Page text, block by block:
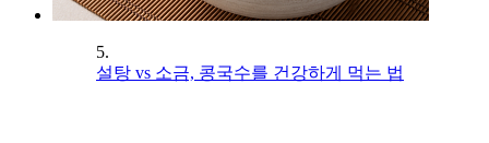
5.
설탕 vs 소금, 콩국수를 건강하게 먹는 법